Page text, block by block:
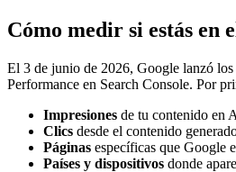
Cómo medir si estás en
El 3 de junio de 2026, Google lanzó
Performance en Search Console. Por
Impresiones de tu contenido en
Clics desde el contenido
Páginas específicas que Google
Países y dispositivos donde